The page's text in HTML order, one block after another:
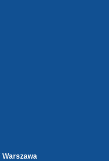
Warszawa